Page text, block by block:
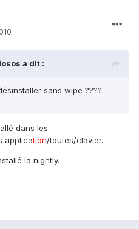
a dit :
sans wipe ????
dans les
application/toutes/clavier...
la nightly.